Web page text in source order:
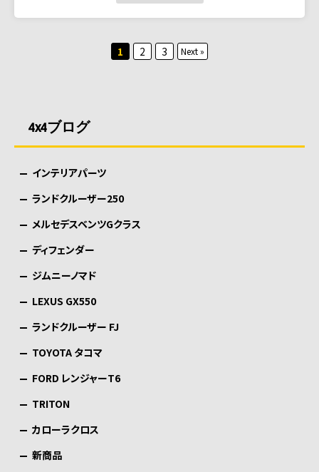
送
り
1 2 3 Next »
4x4ブログ
インテリアパーツ
ランドクルーザー250
メルセデスベンツGクラス
ディフェンダー
ジムニーノマド
LEXUS GX550
ランドクルーザー FJ
TOYOTA タコマ
FORD レンジャーT6
TRITON
カローラクロス
新商品